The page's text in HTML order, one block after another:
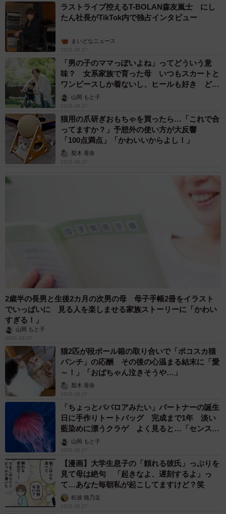
た。
「弊社の『食を大切に楽しみ』『健康で活き活きと』とい
うテーマによる環境整備の一環として今年4月に板橋スパイ
スセンターの社員食堂をリニューアルオープンしました。
スパイスやハーブにこだわったメニューが提供される中、
当社の赤缶カレー粉やカレールウをベースとしたカレーは
社内でも人気ですが、特に隔週金曜日はスペシャルカレー
デーとなっており、通常メニューよりもさらに手の込んだ
カレーを提供しています。このスペシャルカレーを、近隣
にお住まいの方にもご試食いただきたく、同日に社員食堂
にしました。
近隣住民の方々との様々なコミュニケーションを大切にし
ていきたいと思っています」（エスビー食品・広報担当
日本屈指のスパイスメーカー・エスビー食品の社員さんた
ちは、やはり相当レベルの高いカレーを日常的に口にして
いることがわかりました。この社員食堂のカレーの販売、
是非とも定例化して欲しいと思いました。あるいは社員食
堂のスペシャルカレーをなんらかの形で商品化して欲しい
とも思いました。本当に美味しかったです！
エスビー食品 https://www.sbfoods.co.jp/
ラストライブ控えるT-BOLAN森友嵐士 にし
たん社長がTikTok内で独占インタビュー
まいどなニュース
2026.08.07
「男の子のママっぽいよね」ってどういう意
味？ 女系家族で育った母 いつもスカートと
ワンピースしか着ないし、ヒールも好き どの
へんが…
山岡 もと子
2026.08.07
猫用の爪研ぎおもちゃを買ったら…「これで合
ってますか？」予想外の使い方が大反響
「100点満点」「かわいいからよし！」
梨木 香奈
2026.08.07
2歳半の長男と生後2カ月の次男の母 母子手帳2冊をイラスト
でいっぱいに 見る人を楽しませる家族ストーリーに「かわい
すぎる！」
山岡 もと子
2026.08.07
猫2匹が段ボール箱の取り合いで「ポコスカ猫
パンチ」の応酬 その後の心温まる結末に「愛
～！」「おばちゃん泣きそうや…」
梨木 香奈
2026.08.07
「ちょっとババロアみたい」パートナーの誕生
日に手作りトートバッグ 完成まで1年 淡い
藍染めに漂うクラゲ よく見ると…「センスす
ごい」山岡 もと子
2026.08.07
【漫画】大学生息子の「頼れる彼氏」っぷりを
見て母は絶句 「起きなよ、遅刻するよ」っ
て…あなた毎朝私が起こしてますけど？笑
松波 穂乃圭
2026.08.07